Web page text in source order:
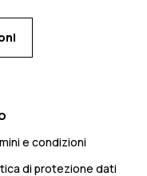
e condizioni
di protezione dati